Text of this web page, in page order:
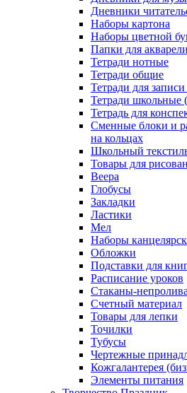
Дневники
Наборы картона
Наборы цветной
Папки для
Тетради нотные
Тетради общие
Тетради для
Тетради школьные
Тетрадь для
Сменные блоки и
на кольцах
Школьный
Товары для
Веера
Глобусы
Закладки
Ластики
Мел
Наборы
Обложки
Подставки для
Расписание уроков
Стаканы-
Счетный материал
Товары для лепки
Точилки
Тубусы
Чертежные
Кожгалантерея
Элементы питания